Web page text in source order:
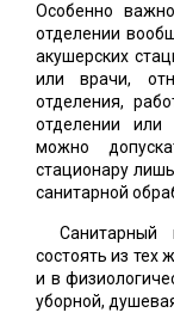
Особенно
отделении
акушерских
или врачи,
отделения,
отделении или
можно
стационару
санитарной
Санитарный
состоять из тех
и в
уборной,